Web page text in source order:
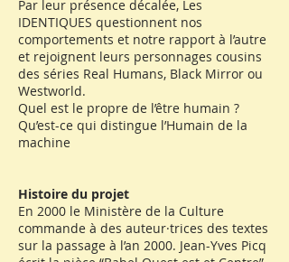
Par leur présence décalée, Les
IDENTIQUES questionnent nos
comportements et notre rapport à l’autre
et rejoignent leurs personnages cousins
des séries Real Humans, Black Mirror ou
Westworld.
Quel est le propre de l’être humain ?
Qu’est-ce qui distingue l’Humain de la
machine
Histoire du projet
En 2000 le Ministère de la Culture
commande à des auteur·trices des textes
sur la passage à l’an 2000. Jean-Yves Picq